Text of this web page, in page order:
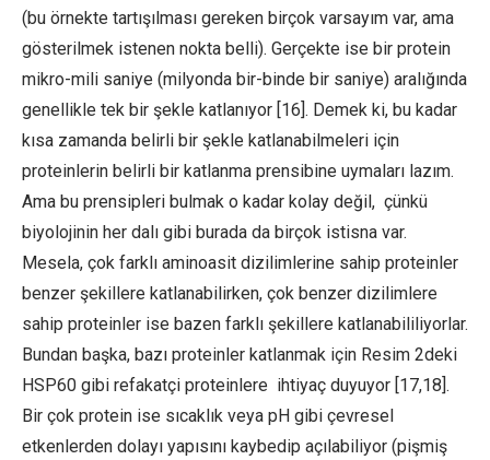
(bu örnekte tartışılması gereken birçok varsayım var, ama
gösterilmek istenen nokta belli). Gerçekte ise bir protein
mikro-mili saniye (milyonda bir-binde bir saniye) aralığında
genellikle tek bir şekle katlanıyor [16]. Demek ki, bu kadar
kısa zamanda belirli bir şekle katlanabilmeleri için
proteinlerin belirli bir katlanma prensibine uymaları lazım.
Ama bu prensipleri bulmak o kadar kolay değil, çünkü
biyolojinin her dalı gibi burada da birçok istisna var.
Mesela, çok farklı aminoasit dizilimlerine sahip proteinler
benzer şekillere katlanabilirken, çok benzer dizilimlere
sahip proteinler ise bazen farklı şekillere katlanabililiyorlar.
Bundan başka, bazı proteinler katlanmak için Resim 2deki
HSP60 gibi refakatçi proteinlere ihtiyaç duyuyor [17,18].
Bir çok protein ise sıcaklık veya pH gibi çevresel
etkenlerden dolayı yapısını kaybedip açılabiliyor (pişmiş